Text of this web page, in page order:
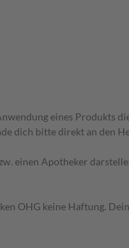
eines Produkts
dich bitte direkt an den
einen Apotheker
OHG keine Haftung.